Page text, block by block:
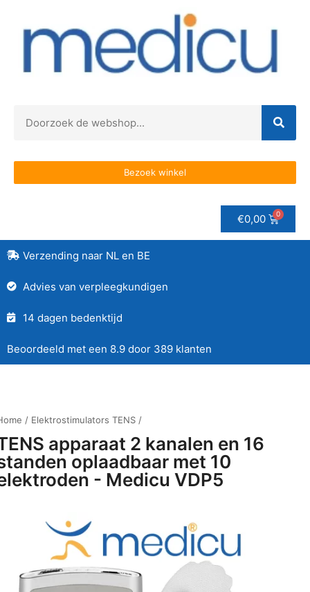
Bezoek winkel
€0,00
Verzending naar NL en BE
Advies van verpleegkundigen
14 dagen bedenktijd
Beoordeeld met een 8.9 door 389 klanten
/ Elektrostimulators TENS /
apparaat 2 kanalen en 16
oplaadbaar met 10
- Medicu VDP5